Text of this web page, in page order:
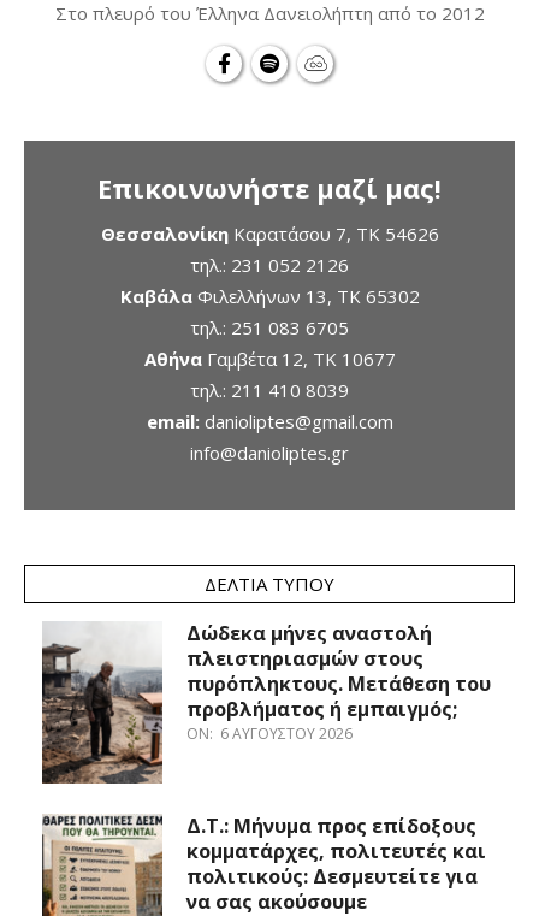
Στο πλευρό του Έλληνα Δανειολήπτη από το 2012
Επικοινωνήστε μαζί μας!
ΘεσσαλονίκηΚαρατάσου 7, TK 54626
τηλ.: 231 052 2126
ΚαβάλαΦιλελλήνων 13, ΤΚ 65302
τηλ.: 251 083 6705
ΑθήναΓαμβέτα 12, ΤΚ 10677
τηλ.: 211 410 8039
email: danioliptes@gmail.com
info@danioliptes.gr
ΔΕΛΤΊΑ ΤΎΠΟΥ
Δώδεκα μήνες αναστολή
πλειστηριασμών στους
πυρόπληκτους. Μετάθεση του
προβλήματος ή εμπαιγμός;
ON: 6 ΑΥΓΟΎΣΤΟΥ 2026
Δ.Τ.: Μήνυμα προς επίδοξους
κομματάρχες, πολιτευτές και
πολιτικούς: Δεσμευτείτε για
να σας ακούσουμε